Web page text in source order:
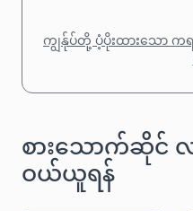
ကျွန်ုပ်တို့ ပံ့ပိုးထားသော က
စားသောက်ဆိုင်
ဝယ်ယူရန်